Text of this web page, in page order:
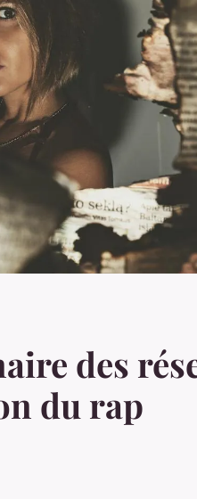
des
du rap